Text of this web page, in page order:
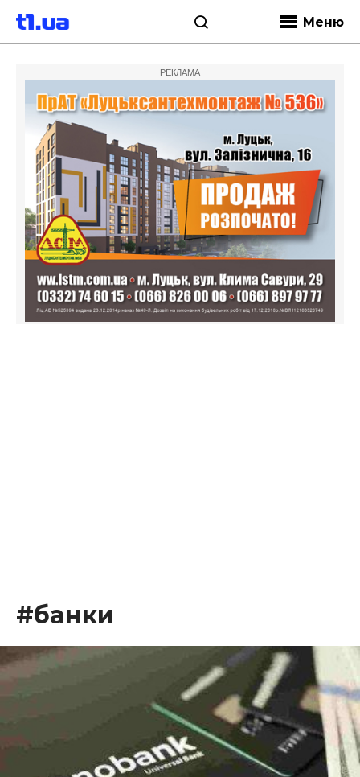
Меню
РЕКЛАМА
#банки